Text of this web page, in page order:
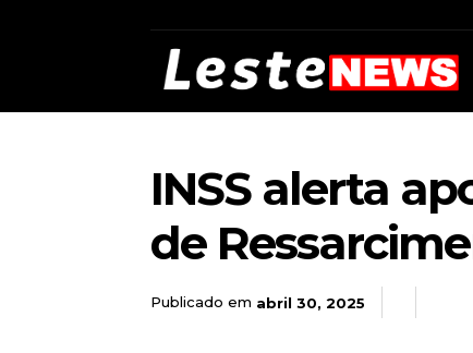
INSS alerta
de
Publicado em abril 30, 2025